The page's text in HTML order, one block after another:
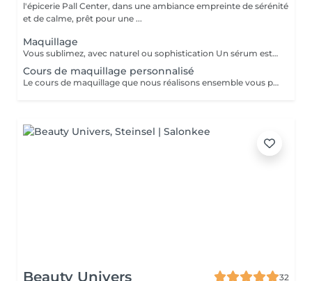
l'épicerie Pall Center, dans une ambiance empreinte de sérénité
et de calme, prêt pour une ...
Maquillage
Vous sublimez, avec naturel ou sophistication Un sérum est appliqué avant le maquillage afin de fixer celui ci Possibilité d'ajouter avant le maquillage de la radio fréquence qui va lisser et défatiguer vos traits pour un rendu encore plus lumineux
Cours de maquillage personnalisé
Le cours de maquillage que nous réalisons ensemble vous permet d'apprendre à réaliser un maquillage complet, naturel ou plus sophistiqué au gré de vos envies et de votre style. Nous essayerons de répondre à toutes vos questions et partagerons nos petits tips de pro ;-)
Beauty Univers
32